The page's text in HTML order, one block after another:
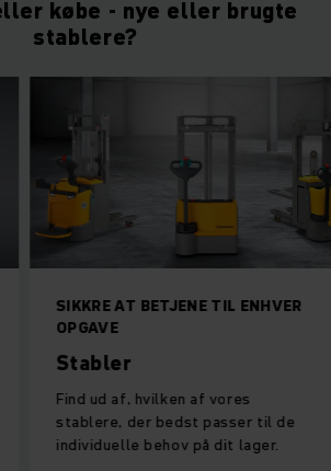
købe - nye eller brugte
stablere?
SIKKRE AT BETJENE TIL ENHVER
OPGAVE
Stabler
Find ud af, hvilken af vores
stablere, der bedst passer til de
individuelle behov på dit lager.